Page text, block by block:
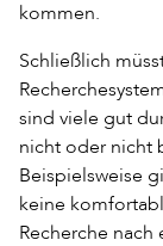
kommen.
Schließlich
sind viele gut
nicht oder nicht
Beispielsweise
keine
Recherche nach